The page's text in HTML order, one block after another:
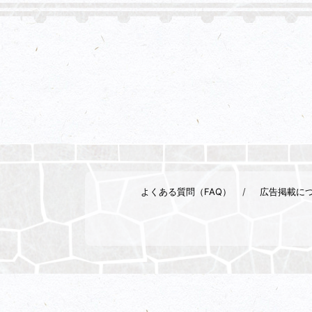
よくある質問（FAQ） 広告掲載に